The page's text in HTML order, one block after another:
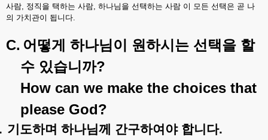
사람, 정직을 택하는 사람, 하나님을 선택하는 사람 이 모든 선택은 곧 나
의 가치관이 됩니다.
C. 어떻게 하나님이 원하시는 선택을 할
수 있습니까?
How can we make the choices that
please God?
기도하며 하나님께 간구하여야 합니다.